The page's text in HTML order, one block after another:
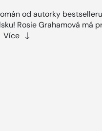
od autorky
Rosie Grahamová má
Více